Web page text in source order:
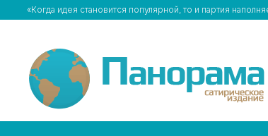
«Когда идея становится популярной, то и партия